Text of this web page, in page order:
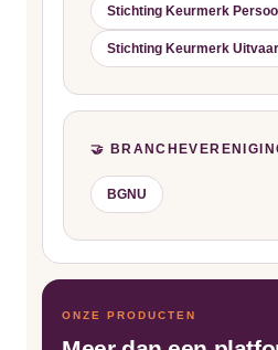
Stichting Keurmerk
Stichting Keurmerk
🤝
BGNU
ONZE PRODUCTEN